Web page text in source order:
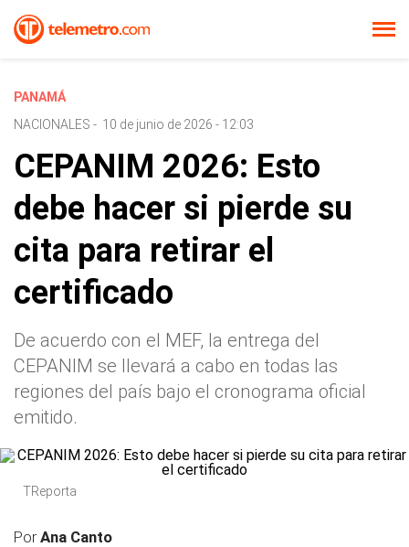
PANAMÁ
NACIONALES - 10 de junio de 2026 - 12:03
CEPANIM 2026: Esto
debe hacer si pierde su
cita para retirar el
certificado
De acuerdo con el MEF, la entrega del
CEPANIM se llevará a cabo en todas las
regiones del país bajo el cronograma oficial
emitido.
TReporta
PorAna Canto